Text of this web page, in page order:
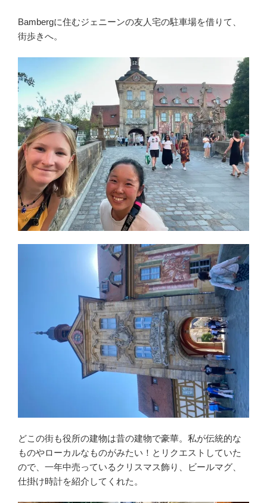
Bambergに住むジェニーンの友人宅の駐車場を借りて、
街歩きへ。
どこの街も役所の建物は昔の建物で豪華。私が伝統的な
ものやローカルなものがみたい！とリクエストしていた
ので、一年中売っているクリスマス飾り、ビールマグ、
仕掛け時計を紹介してくれた。